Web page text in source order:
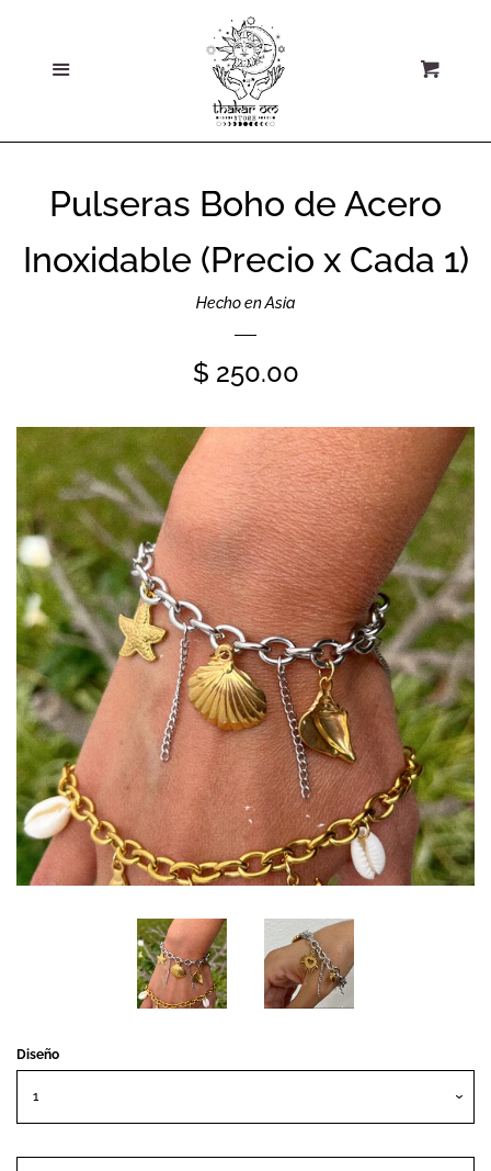
Secciones
Promociones
Punto de Ventas
Info y Politicas
Envios y Rastreos
¿Cómo comprar?
Etsy for U.S.
Mayoreo
Ingresar
Pulseras Boho de Acero
Inoxidable (Precio x Cada 1)
Hecho en Asia
Precio
$ 250.00
Diseño